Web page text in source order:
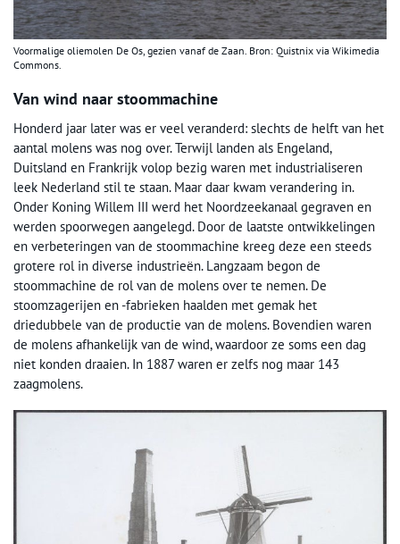
Voormalige oliemolen De Os, gezien vanaf de Zaan. Bron: Quistnix via Wikimedia
Commons.
Van wind naar stoommachine
Honderd jaar later was er veel veranderd: slechts de helft van het
aantal molens was nog over. Terwijl landen als Engeland,
Duitsland en Frankrijk volop bezig waren met industrialiseren
leek Nederland stil te staan. Maar daar kwam verandering in.
Onder Koning Willem III werd het Noordzeekanaal gegraven en
werden spoorwegen aangelegd. Door de laatste ontwikkelingen
en verbeteringen van de stoommachine kreeg deze een steeds
grotere rol in diverse industrieën. Langzaam begon de
stoommachine de rol van de molens over te nemen. De
stoomzagerijen en -fabrieken haalden met gemak het
driedubbele van de productie van de molens. Bovendien waren
de molens afhankelijk van de wind, waardoor ze soms een dag
niet konden draaien. In 1887 waren er zelfs nog maar 143
zaagmolens.